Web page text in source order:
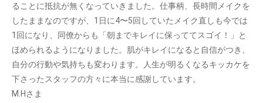
ることに抵抗が無くなっていきました。仕事柄、長時間メイクを
したままなのですが、1日に4〜5回していたメイク直しも今では
1回になり、同僚からも「朝までキレイに保っててスゴイ！」と
ほめられるようになりました。肌がキレイになると自信がつき、
自分の行動や気持ちも変わります。人生が明るくなるキッカケを
下さったスタッフの方々に本当に感謝しています。
M.Hさま